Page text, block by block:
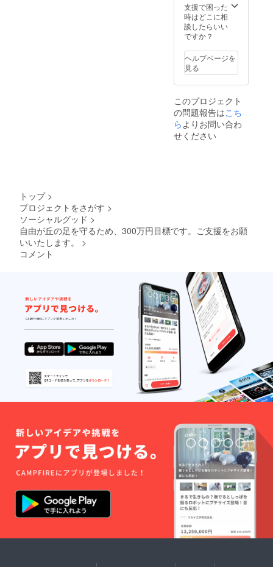
オーナーとし
て、当会NPO法
人サンクスネイ
チャーバスを走
山雅則）は、
『自由が丘商店
街振興組合』会
員店舗に協力し
て頂き、リター
ンとしての商品
提供を行います
が、商品に関す
る最終的な法的
責任は、当会が
支援で困った
時はどこに相
談したらいい
ですか？
ヘルプページを
見る
このプロジェクト
の問題報告はこち
ら よりお問い合わ
せください
トップ >
プロジェクトをさがす >
ソーシャルグッド >
自由が丘の足を守るため、300万円目標です。ご支援をお願
いいたします。
>
コメント